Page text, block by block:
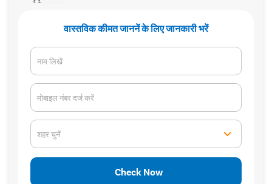
वास्तविक कीमत जाननें के लिए जानकारी भरें
नाम लिखें
मोबाइल नंबर दर्ज करें
शहर चुनें
Check Now